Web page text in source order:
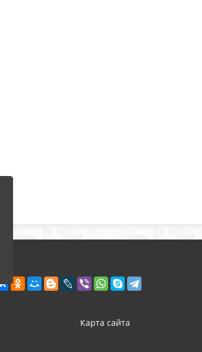
Карта сайта